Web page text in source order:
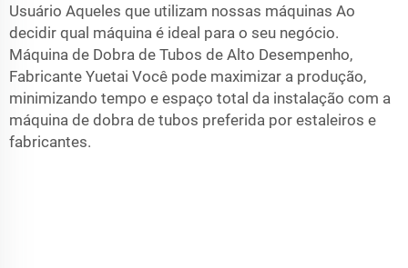
Usuário Aqueles que utilizam nossas máquinas Ao
decidir qual máquina é ideal para o seu negócio.
Máquina de Dobra de Tubos de Alto Desempenho,
Fabricante Yuetai Você pode maximizar a produção,
minimizando tempo e espaço total da instalação com a
máquina de dobra de tubos preferida por estaleiros e
fabricantes.